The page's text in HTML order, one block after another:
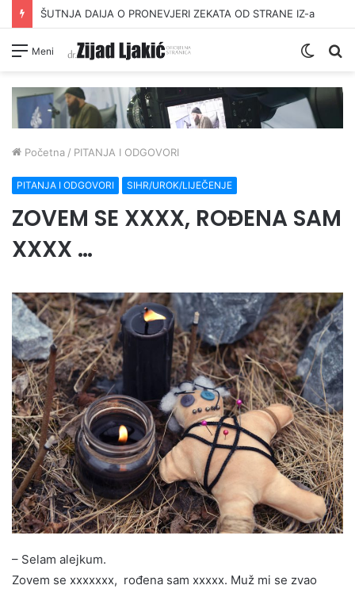
ŠUTNJA DAIJA O PRONEVJERI ZEKATA OD STRANE IZ-a
Meni
Switch
Početna / PITANJA I ODGOVORI
PITANJA I ODGOVORI SIHR/UROK/LIJEČENJE
ZOVEM SE XXXX, ROĐENA SAM
XXXX …
– Selam alejkum.
Zovem se xxxxxxx, rođena sam xxxxx. Muž mi se zvao